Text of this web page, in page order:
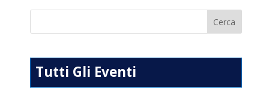
s
A
p
p
gr
a
m
b
o
o
k
l di
vi
di
Tutti Gli Eventi